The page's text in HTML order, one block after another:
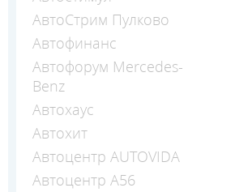
АвтоСтрим Пулково
Автофинанс
Автофорум Mercedes-
Benz
Автохаус
Автохит
Автоцентр AUTOVIDA
Автоцентр А56